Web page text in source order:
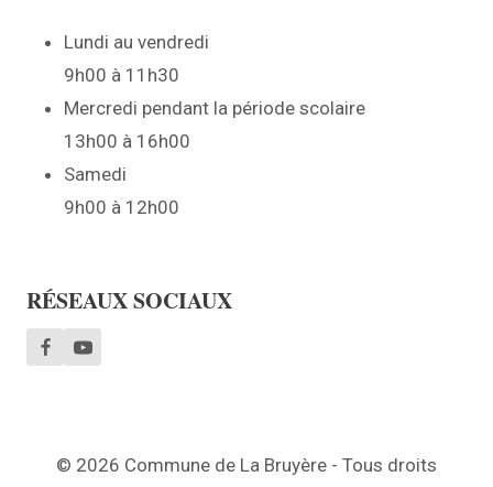
Lundi au vendredi
9h00 à 11h30
Mercredi pendant la période scolaire
13h00 à 16h00
Samedi
9h00 à 12h00
RÉSEAUX SOCIAUX
© 2026 Commune de La Bruyère - Tous droits